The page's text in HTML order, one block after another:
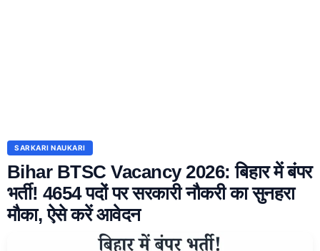
SARKARI NAUKARI
Bihar BTSC Vacancy 2026: बिहार में बंपर
भर्ती! 4654 पदों पर सरकारी नौकरी का सुनहरा
मौका, ऐसे करें आवेदन